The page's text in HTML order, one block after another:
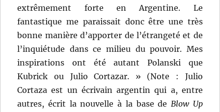
extrêmement forte en Argentine. Le
fantastique me paraissait donc être une très
bonne manière d’apporter de l’étrangeté et de
l’inquiétude dans ce milieu du pouvoir. Mes
inspirations ont été autant Polanski que
Kubrick ou Julio Cortazar. » (Note : Julio
Cortaza est un écrivain argentin qui a, entre
autres, écrit la nouvelle à la base de Blow Up